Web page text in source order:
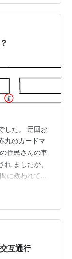
たが、立ち位
すが、教えて
が、信号手前
問は 実際に数
した。 迂回お
丸のガードマ
住民さんの車
ましたが、
に救われて、
丸辺りにガー
の対応を出来
回に立ち会え
ではと考え
ターンです。
互通行